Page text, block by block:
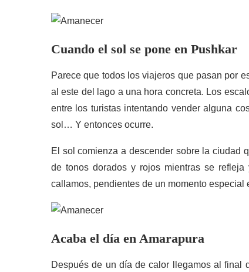
Cuando el sol se pone en Pushkar
Parece que todos los viajeros que pasan por
al este del lago a una hora concreta. Los
entre los turistas intentando vender alguna
sol… Y entonces ocurre.
El sol comienza a descender sobre la ciudad
de tonos dorados y rojos mientras se
callamos, pendientes de un momento especial
Acaba el día en Amarapura
Después de un día de calor llegamos al final